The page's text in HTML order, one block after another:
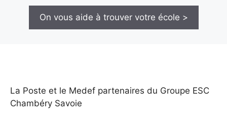
On vous aide à trouver votre école >
La Poste et le Medef partenaires du Groupe ESC
Chambéry Savoie